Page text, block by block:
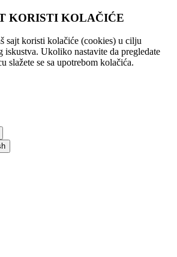
KORISTI KOLAČIĆE
sajt koristi kolačiće (cookies) u cilju
iskustva. Ukoliko nastavite da pregledate
slažete se sa upotrebom kolačića.